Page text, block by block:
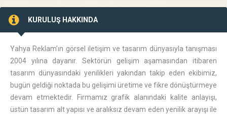
KURULUŞ HAKKINDA
Yahya Reklam’ın görsel iletişim ve tasarım dünyasıyla tanışması
2004 yılına dayanır. Sektörün gelişim aşamasından itibaren
tasarım dünyasındaki yenilikleri yakından takip eden ekibimiz,
bugün geldiği noktada bu gelişimi üretime ve fikre dönüştürmeye
devam etmektedir. Firmamız grafik alanındaki kalite anlayışı,
üstün tasarım alt yapısı ve aralıksız devam eden yenilik arayışı ile